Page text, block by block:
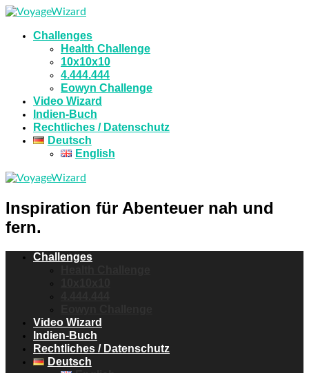
Challenges
Health Challenge
10x10x10
4.444.444
Eowyn Challenge
Video Wizard
Indien-Buch
Rechtliches / Datenschutz
Deutsch
English
Inspiration für Abenteuer nah und
fern.
Challenges
Video Wizard
Indien-Buch
Rechtliches / Datenschutz
Deutsch